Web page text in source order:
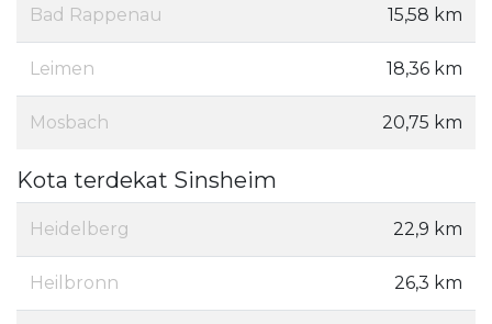
Bad Rappenau 15,58 km
Leimen 18,36 km
Mosbach 20,75 km
Kota terdekat Sinsheim
Heidelberg 22,9 km
Heilbronn 26,3 km